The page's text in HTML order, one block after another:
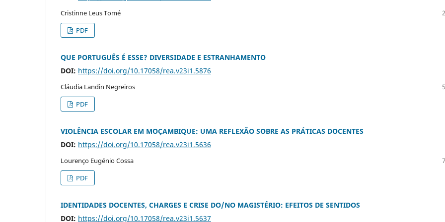
Cristinne Leus Tomé
PDF
QUE PORTUGUÊS É ESSE? DIVERSIDADE E ESTRANHAMENTO
DOI: https://doi.org/10.17058/rea.v23i1.5876
Cláudia Landin Negreiros
PDF
VIOLÊNCIA ESCOLAR EM MOÇAMBIQUE: UMA REFLEXÃO SOBRE AS PRÁTICAS DOCENTES
DOI: https://doi.org/10.17058/rea.v23i1.5636
Lourenço Eugénio Cossa
PDF
IDENTIDADES DOCENTES, CHARGES E CRISE DO/NO MAGISTÉRIO: EFEITOS DE SENTIDOS
DOI: https://doi.org/10.17058/rea.v23i1.5637